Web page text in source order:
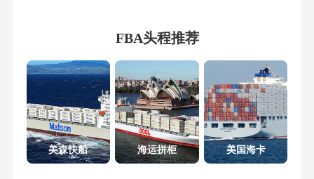
FBA头程推荐
美森快船 海运拼柜 美国海卡